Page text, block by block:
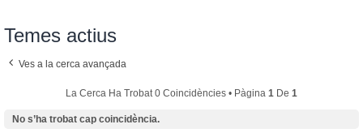
Temes actius
Ves a la cerca avançada
La Cerca Ha Trobat 0 Coincidències • Pàgina 1 De 1
No s’ha trobat cap coincidència.